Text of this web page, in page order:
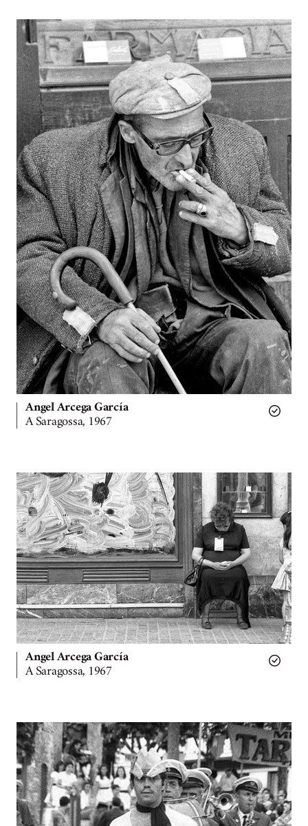
Angel Arcega García
A Saragossa, 1967
Angel Arcega García
A Saragossa, 1967